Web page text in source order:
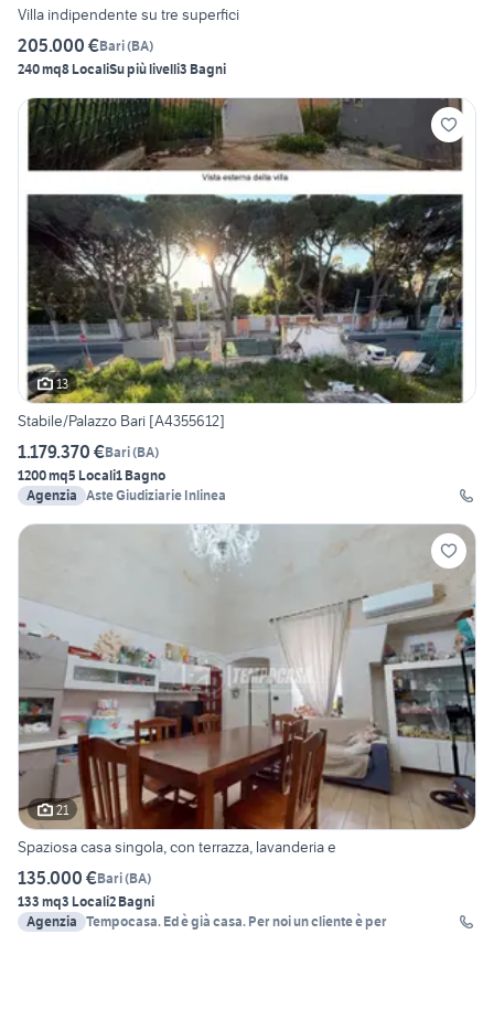
Villa indipendente su tre superfici
205.000 €Bari(BA)
240 mq8 LocaliSu più livelli3 Bagni
13
Stabile/Palazzo Bari [A4355612]
1.179.370 €Bari(BA)
1200 mq5 Locali1 Bagno
Agenzia Aste Giudiziarie Inlinea
21
Spaziosa casa singola, con terrazza, lavanderia e
135.000 €Bari(BA)
133 mq3 Locali2 Bagni
Agenzia Tempocasa. Ed è già casa. Per noi un cliente è per